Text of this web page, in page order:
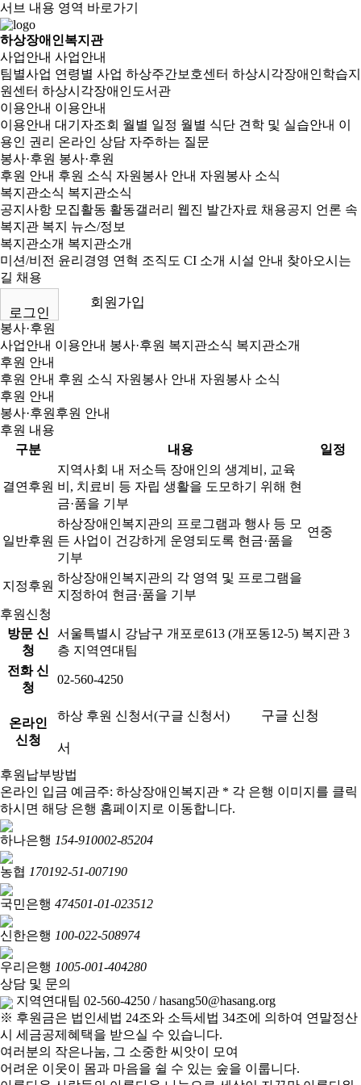
서브 내용 영역 바로가기
하상장애인복지관
사업안내 사업안내
팀별사업 연령별 사업 하상주간보호센터 하상시각장애인학습지
원센터 하상시각장애인도서관
이용안내 이용안내
이용안내 대기자조회 월별 일정 월별 식단 견학 및 실습안내 이
용인 권리 온라인 상담 자주하는 질문
봉사·후원 봉사·후원
후원 안내 후원 소식 자원봉사 안내 자원봉사 소식
복지관소식 복지관소식
공지사항 모집활동 활동갤러리 웹진 발간자료 채용공지
언론 속
복지관 복지 뉴스/정보
복지관소개 복지관소개
미션/비전 윤리경영 연혁 조직도 CI 소개 시설 안내 찾아오시는
길 채용
로그인
회원가입
봉사·후원
사업안내 이용안내 봉사·후원 복지관소식 복지관소개
후원 안내
후원 안내 후원 소식 자원봉사 안내 자원봉사 소식
후원 안내
봉사·후원 후원 안내
후원 내용
구분
내용 일정
결연후원
지역사회 내 저소득 장애인의 생계비, 교육
비, 치료비 등 자립 생활을 도모하기 위해 현
금·품을 기부
연중
일반후원
하상장애인복지관의 프로그램과 행사 등 모
든 사업이 건강하게 운영되도록 현금·품을
기부
지정후원
하상장애인복지관의 각 영역 및 프로그램을
지정하여 현금·품을 기부
후원신청
방문 신
청
서울특별시 강남구 개포로613 (개포동12-5) 복지관 3
층 지역연대팀
전화 신
청
02-560-4250
온라인
신청
하상 후원 신청서(구글 신청서) 구글 신청
서
후원납부방법
온라인 입금 예금주: 하상장애인복지관 * 각 은행 이미지를 클릭
하시면 해당 은행 홈페이지로 이동합니다.
하나은행 154-910002-85204
농협 170192-51-007190
국민은행 474501-01-023512
신한은행 100-022-508974
우리은행 1005-001-404280
상담 및 문의
지역연대팀 02-560-4250 / hasang50@hasang.org
※ 후원금은 법인세법 24조와 소득세법 34조에 의하여 연말정산
시 세금공제혜택을 받으실 수 있습니다.
여러분의 작은나눔, 그 소중한 씨앗이 모여
어려운 이웃이 몸과 마음을 쉴 수 있는 숲을 이룹니다.